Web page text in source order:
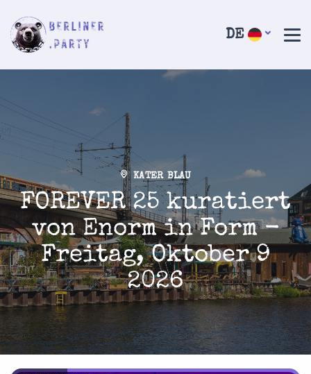
DE
KATER BLAU
FOREVER 25 kuratiert
von Enorm in Form -
Freitag, Oktober 9
2026